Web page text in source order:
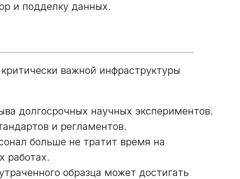
и подделку данных.
важной инфраструктуры
долгосрочных научных экспериментов.
и регламентов.
больше не тратит время на
работах.
образца может достигать